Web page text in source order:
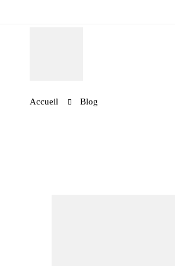
Accueil Blog